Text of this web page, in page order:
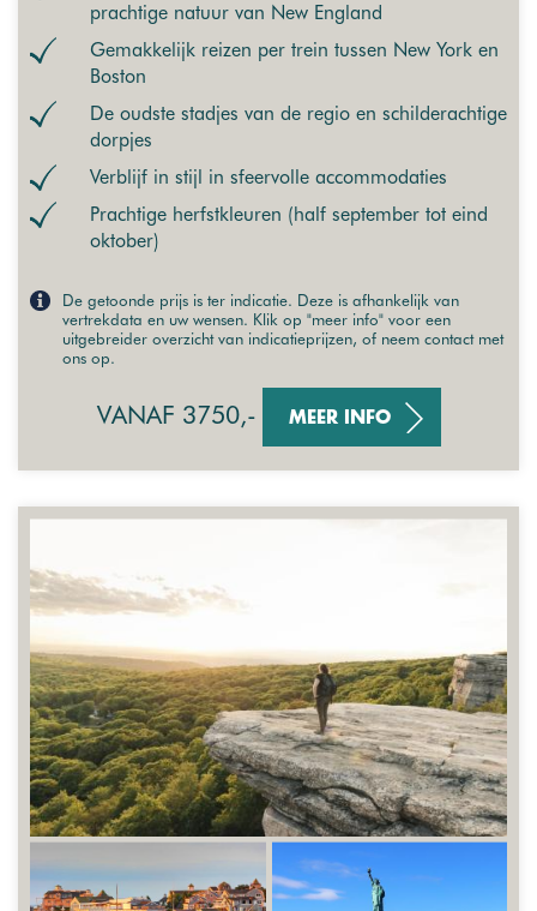
prachtige natuur van New England
Gemakkelijk reizen per trein tussen New York en
Boston
De oudste stadjes van de regio en schilderachtige
dorpjes
Verblijf in stijl in sfeervolle accommodaties
Prachtige herfstkleuren (half september tot eind
oktober)
De getoonde prijs is ter indicatie. Deze is afhankelijk van
vertrekdata en uw wensen. Klik op "meer info" voor een
uitgebreider overzicht van indicatieprijzen, of neem contact met
ons op.
VANAF 3750,- MEER INFO